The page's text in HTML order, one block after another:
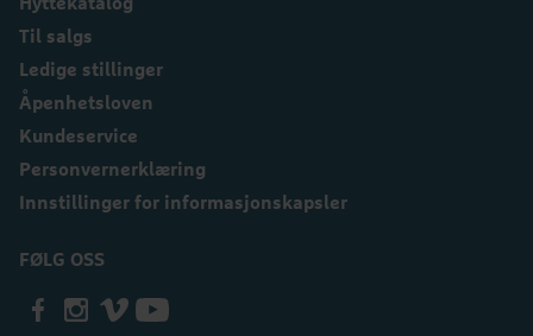
Til salgs
Ledige stillinger
Åpenhetsloven
Kundeservice
Personvernerklæring
Innstillinger for informasjonskapsler
FØLG OSS